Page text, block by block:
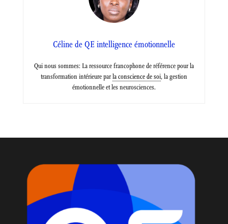
Céline de QE intelligence émotionnelle
Qui nous sommes: La ressource francophone de référence pour la
transformation intérieure parla conscience de soi, la gestion
émotionnelle et les neurosciences.